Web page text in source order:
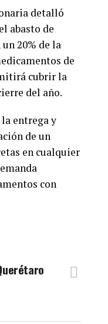
detalló
abasto de
20% de la
de
cubrir la
del año.
entrega y
de un
en cualquier
con